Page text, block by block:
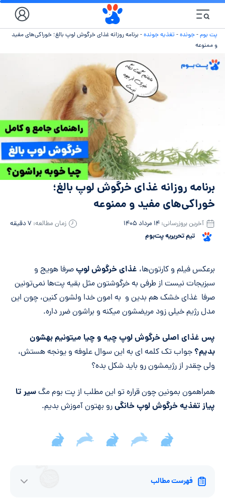
پت بوم-جونده- تغذیه جونده- برنامه روزانه غذای خرگوش لوپ بالغ؛ خوراکی‌های مفید
و ممنوعه
برنامه روزانه غذای خرگوش لوپ بالغ؛
خوراکی‌های مفید و ممنوعه
تیم تحریریه پت‌بوم
آخرین بروزرسانی: ۱۴ مرداد ۱۴۰۵ زمان مطالعه: ۷ دقیقه
خلاصه مقاله
برعکس فیلم و کارتون‌ها، غذای خرگوش لوپصرفا هویج و
سبزیجات نیست از طرفی به خرگوشتون مثل بقیه پت‌ها نمی‌تونین
صرفا غذای خشک هم بدین و به امون خدا ولشون کنین، چون این
مدل رژیم خیلی زود مریضشون میکنه و براشون ضرر داره.
پس غذای اصلی خرگوش لوپ چیه و چیا میتونیم بهشون
بدیم؟ جواب تک کلمه ای به این سوال علوفه و یونجه هستش،
ولی چقدر از رژیمشون رو باید شکل بده؟
همراهمون بمونین چون قراره تو این مطلب از پت بوم مگسیر تا
پیاز تغذیه خرگوش لوپ خانگیرو بهتون آموزش بدیم.
فهرست مطالب